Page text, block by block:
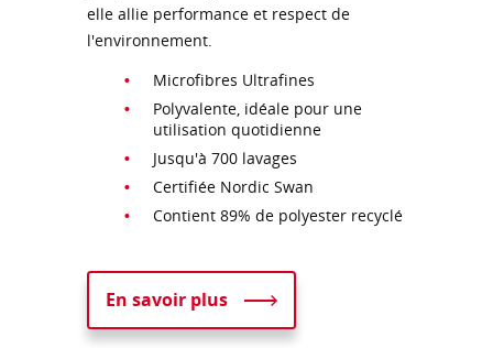
elle allie performance et respect de
l'environnement.
Microfibres Ultrafines
Polyvalente, idéale pour une
utilisation quotidienne
Jusqu'à 700 lavages
Certifiée Nordic Swan
Contient 89% de polyester recyclé
En savoir plus